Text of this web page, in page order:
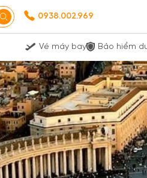
0938.002.969
Vé máy bay Bảo hiểm